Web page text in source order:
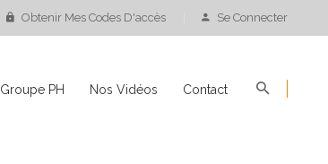
Obtenir Mes Codes D'accès Se Connecter
Groupe PH Nos Vidéos Contact